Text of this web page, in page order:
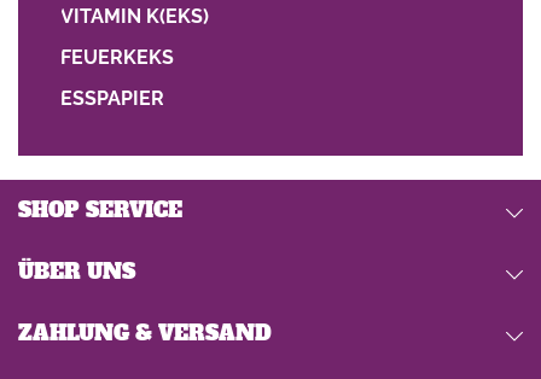
VITAMIN K(EKS)
FEUERKEKS
ESSPAPIER
SHOP SERVICE
ÜBER UNS
ZAHLUNG & VERSAND